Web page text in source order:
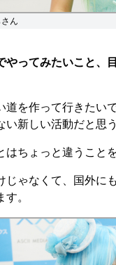
ん
ってみたいこと、
道を作って行きたい
い新しい活動だと思う
はちょっと違うこと
じゃなくて、国外に
。